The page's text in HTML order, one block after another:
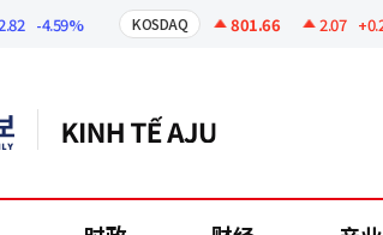
-4.59% KOSDAQ 801.66 2.07 +0.26%